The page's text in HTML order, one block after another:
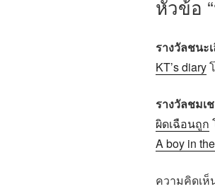
หัวข้อ
รางวัลชนะ
KT’s diary
รางวัลชมเ
ผิดเฉือนถูก
A boy in
ความคิดเห็